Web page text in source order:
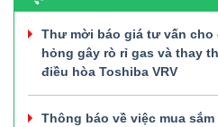
Thư mời báo giá tư vấn cho
hỏng gây rò rỉ gas và thay
điều hòa Toshiba VRV
Thông báo về việc mua